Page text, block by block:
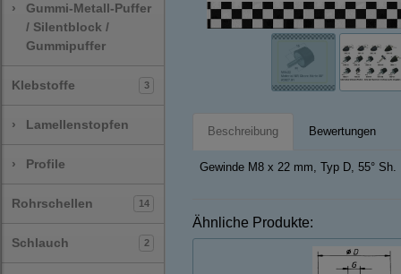
›
Gummi-Metall-Puffer
/ Silentblock /
Gummipuffer
Klebstoffe 3
› Lamellenstopfen
› Profile
Rohrschellen 14
Schlauch 2
Beschreibung Bewertungen
Gewinde M8 x 22 mm, Typ D, 55° Sh.
Ähnliche Produkte: